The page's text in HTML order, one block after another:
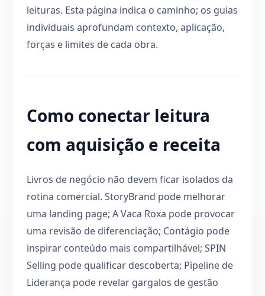
leituras. Esta página indica o caminho; os guias
individuais aprofundam contexto, aplicação,
forças e limites de cada obra.
Como conectar leitura
com aquisição e receita
Livros de negócio não devem ficar isolados da
rotina comercial. StoryBrand pode melhorar
uma landing page; A Vaca Roxa pode provocar
uma revisão de diferenciação; Contágio pode
inspirar conteúdo mais compartilhável; SPIN
Selling pode qualificar descoberta; Pipeline de
Liderança pode revelar gargalos de gestão